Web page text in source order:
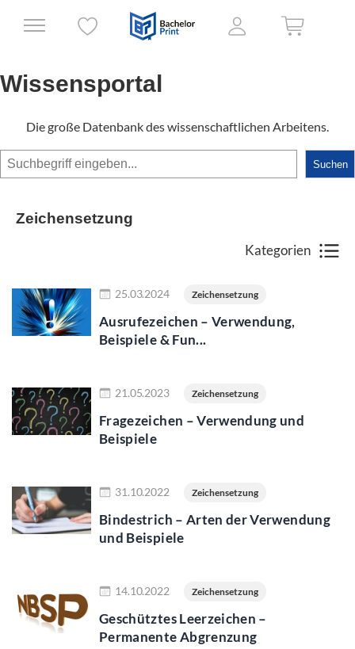
Wissensportal
Die große Datenbank des wissenschaftlichen Arbeitens.
Suchen Suchen
Zeichensetzung
Kategorien
25.03.2024 Zeichensetzung
Ausrufezeichen – Verwendung,
Beispiele & Fun...
21.05.2023 Zeichensetzung
Fragezeichen – Verwendung und
Beispiele
31.10.2022 Zeichensetzung
Bindestrich – Arten der Verwendung
und Beispiele
14.10.2022 Zeichensetzung
Geschütztes Leerzeichen –
Permanente Abgrenzung